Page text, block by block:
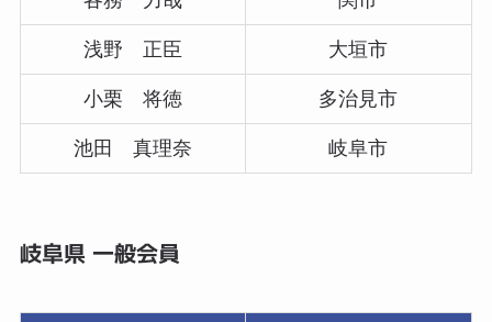
浅野 正臣 大垣市
小栗 将徳 多治見市
池田 真理奈 岐阜市
岐阜県 一般会員